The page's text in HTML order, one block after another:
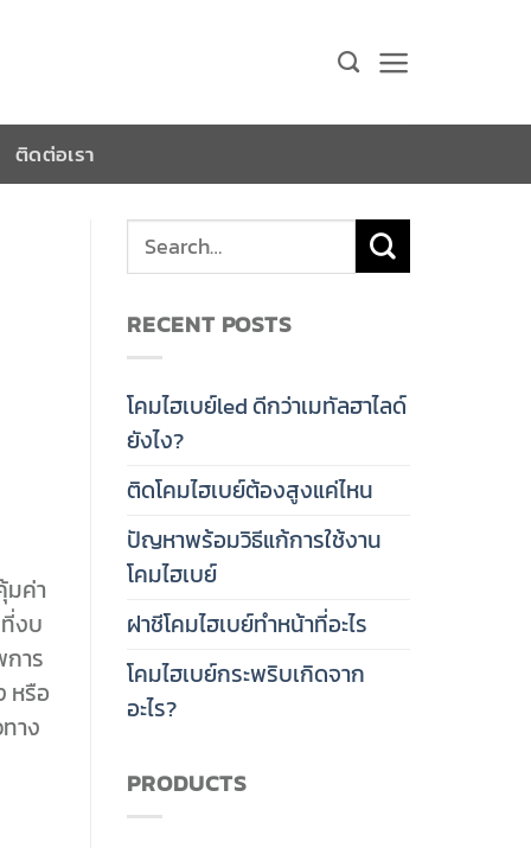
ติดต่อเรา
มค่า
งบ
าร
หรือ
าง
RECENT POSTS
โคมไฮเบย์led ดีกว่าเมทัลฮาไลด์
ยังไง?
ติดโคมไฮเบย์ต้องสูงแค่ไหน
ปัญหาพร้อมวิธีแก้การใช้งาน
โคมไฮเบย์
ฝาชีโคมไฮเบย์ทำหน้าที่อะไร
โคมไฮเบย์กระพริบเกิดจาก
อะไร?
PRODUCTS